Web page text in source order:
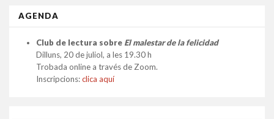
AGENDA
Club de lectura sobre El malestar de la felicidad
Dilluns, 20 de juliol, a les 19.30 h
Trobada online a través de Zoom.
Inscripcions:clica aquí